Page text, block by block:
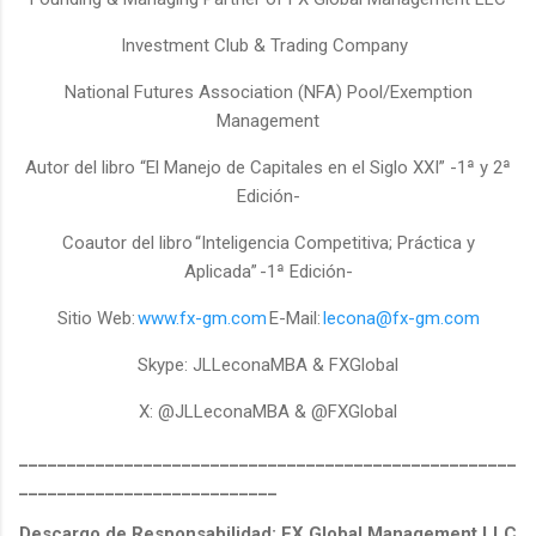
Investment Club & Trading Company
National Futures Association (NFA) Pool/Exemption
Management
Autor del libro “El Manejo de Capitales en el Siglo XXI” -1ª y 2ª
Edición-
Coautor del libro“Inteligencia Competitiva; Práctica y
Aplicada” -1ª Edición-
Sitio Web:www.fx-gm.comE-Mail:lecona@fx-gm.com
Skype: JLLeconaMBA & FXGlobal
X: @JLLeconaMBA & @FXGlobal